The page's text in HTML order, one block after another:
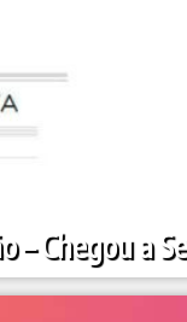
– Chegou a